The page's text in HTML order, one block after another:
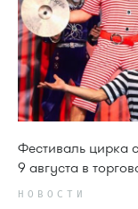
Фестиваль цирка
9 августа в
НОВОСТИ